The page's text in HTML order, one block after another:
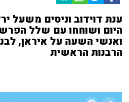
ענת דוידוב וניסים משעל
היום ושוחחו עם שלל
ואנשי השעה על איראן,
הרבנות הראשית